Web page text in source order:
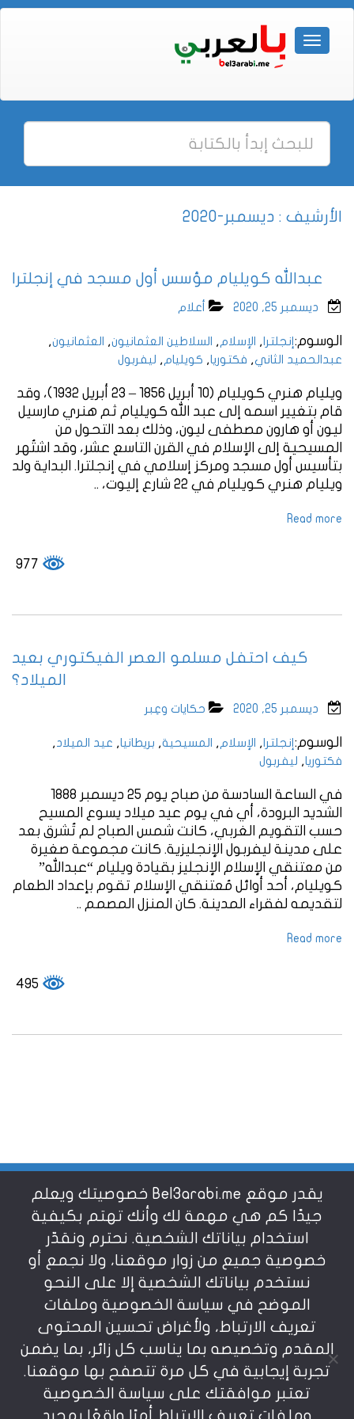
الأرشيف : ديسمبر-2020
عبدالله كويليام مؤسس أول مسجد في إنجلترا
ديسمبر 25, 2020 أعلام
الوسوم: إنجلترا , الإسلام , السلاطين العثمانيون, العثمانيون,
عبدالحميد الثاني, فكتوريا, كويليام , ليفربول
ويليام هنري كويليام (10 أبريل 1856 – 23 أبريل 1932)، وقد
قام بتغيير اسمه إلى عبد الله كويليام ثم هنري مارسيل
ليون أو هارون مصطفى ليون، وذلك بعد التحول من
المسيحية إلى الإسلام في القرن التاسع عشر، وقد اشتُهر
بتأسيس أول مسجد ومركز إسلامي في إنجلترا. البداية ولد
ويليام هنري كويليام في 22 شارع إليوت، ..
Read more
كيف احتفل مسلمو العصر الفيكتوري بعيد
الميلاد؟
ديسمبر 25, 2020 حكايات وعِبر
الوسوم: إنجلترا , الإسلام , المسيحية, بريطانيا, عيد الميلاد,
فكتوريا, ليفربول
في الساعة السادسة من صباح يوم 25 ديسمبر 1888
الشديد البرودة، أي في يوم عيد ميلاد يسوع المسيح
حسب التقويم الغربي، كانت شمس الصباح لم تُشرق بعد
على مدينة ليفربول الإنجليزية. كانت مجموعة صغيرة
من معتنقي الإسلام الإنجليز بقيادة ويليام “عبدالله”
كويليام، أحد أوائل مُعتنقي الإسلام تقوم بإعداد الطعام
لتقديمه لفقراء المدينة. كان المنزل المصمم ..
Read more
شروط الاستخدام
سياسة الخصوصية
عن بالعربي
يقدر موقع Bel3arabi.me خصوصيتك ويعلم
جيدًا كم هي مهمة لك وأنك تهتم بكيفية
استخدام بياناتك الشخصية. نحترم ونقدّر
خصوصية جميع من زوار موقعنا، ولا نجمع أو
نستخدم بياناتك الشخصية إلا على النحو
الموضح في سياسة الخصوصية وملفات
تعريف الارتباط، ولأغراض تحسين المحتوى
المقدم وتخصيصه بما يناسب كل زائر، بما يضمن
تجربة إيجابية في كل مرة تتصفح بها موقعنا.
تعتبر موافقتك على سياسة الخصوصية
وملفات تعريف الارتباط أمرًا واقعًا بمجرد